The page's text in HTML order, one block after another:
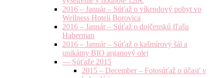
2016 – Január – Súťaž o víkendový pobyt vo
Wellness Hoteli Borovica
2016 – Január – Súťaž o dojčenskú fľašu
Haberman
2016 – Január – Súťaž o kašmírový šál a
unikátny BIO arganový olej
— Súťaže 2015
2015 – December – Fotosúťaž o účasť v